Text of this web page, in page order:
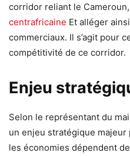
corridor reliant le
centrafricaine Et alléger
commerciaux. Il s’agit pour
compétitivité de ce corridor.
Enjeu
Selon le représentant du
un enjeu stratégique majeur
les économies dépendent